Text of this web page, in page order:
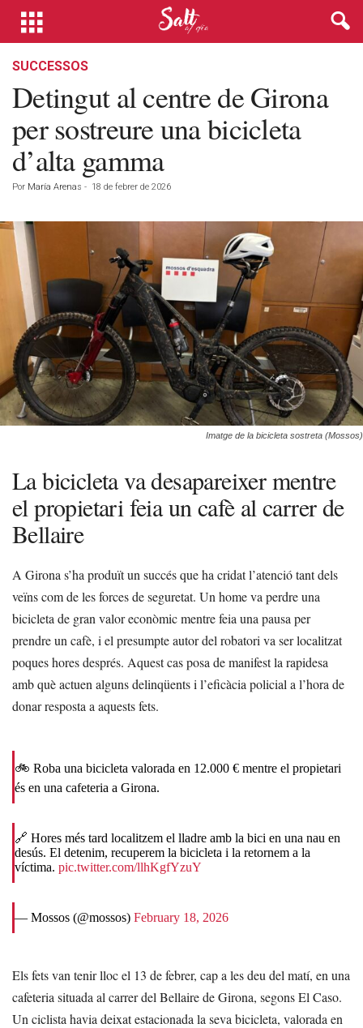
SUCCESSOS
Detingut al centre de Girona
per sostreure una bicicleta
d’alta gamma
Por María Arenas - 18 de febrer de 2026
Imatge de la bicicleta sostreta (Mossos)
La bicicleta va desapareixer mentre
el propietari feia un cafè al carrer de
Bellaire
A Girona s’ha produït un succés que ha cridat l’atenció tant dels
veïns com de les forces de seguretat. Un home va perdre una
bicicleta de gran valor econòmic mentre feia una pausa per
prendre un cafè, i el presumpte autor del robatori va ser localitzat
poques hores després. Aquest cas posa de manifest la rapidesa
amb què actuen alguns delinqüents i l’eficàcia policial a l’hora de
donar resposta a aquests fets.
🚲 Roba una bicicleta valorada en 12.000 € mentre el propietari
és en una cafeteria a Girona.
🔗 Hores més tard localitzem el lladre amb la bici en una nau en
desús. El detenim, recuperem la bicicleta i la retornem a la
víctima. pic.twitter.com/llhKgfYzuY
— Mossos (@mossos) February 18, 2026
Els fets van tenir lloc el 13 de febrer, cap a les deu del matí, en una
cafeteria situada al carrer del Bellaire de Girona, segons El Caso.
Un ciclista havia deixat estacionada la seva bicicleta, valorada en